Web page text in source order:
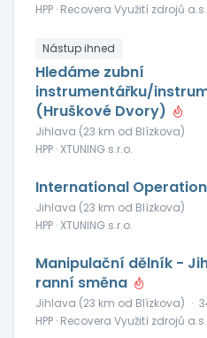
HPP · Recovera Využití zdrojů a.s.
Nástup ihned
Hledáme zubní
instrumentářku/
(Hruškové Dvory)
Jihlava (23 km od Blízkova)
HPP · XTUNING s.r.o.
International
Jihlava (23 km od Blízkova)
HPP · XTUNING s.r.o.
Manipulační dělník -
ranní směna
Jihlava (23 km od Blízkova) ·
HPP · Recovera Využití zdrojů a.s.